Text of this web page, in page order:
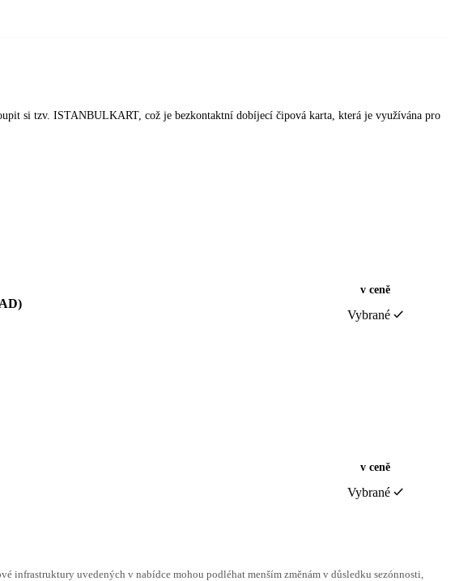
si tzv. ISTANBULKART, což je bezkontaktní dobíjecí čipová karta, která je využívána pro
v ceně
Vybrané
v ceně
Vybrané
infrastruktury uvedených v nabídce mohou podléhat menším změnám v důsledku sezónnosti,